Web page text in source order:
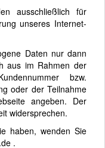
ausschließlich für
unseres Internet-
Daten nur dann
aus im Rahmen der
bzw.
oder der Teilnahme
angeben. Der
widersprechen.
haben, wenden Sie
.